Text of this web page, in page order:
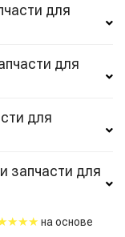
для
для
для
запчасти для
на основе